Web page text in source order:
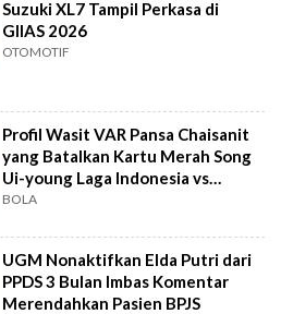
Suzuki XL7 Tampil Perkasa di
GIIAS 2026
OTOMOTIF
Profil Wasit VAR Pansa Chaisanit
yang Batalkan Kartu Merah Song
Ui-young Laga Indonesia vs
Singapura
BOLA
UGM Nonaktifkan Elda Putri dari
PPDS 3 Bulan Imbas Komentar
Merendahkan Pasien BPJS